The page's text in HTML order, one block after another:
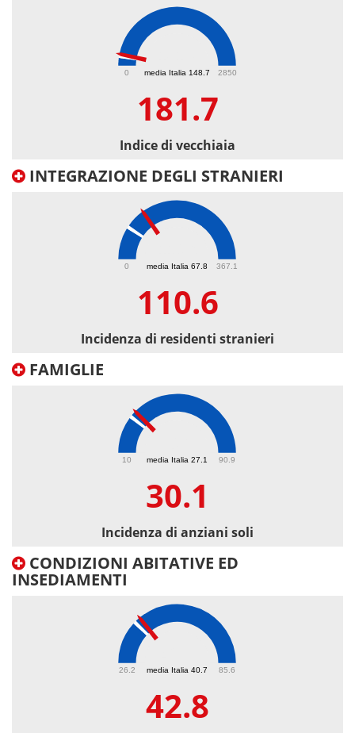
media Italia 148.7
0 2850
181.7
Indice di vecchiaia
INTEGRAZIONE DEGLI STRANIERI
media Italia 67.8
0 367.1
110.6
Incidenza di residenti stranieri
FAMIGLIE
media Italia 27.1
10 90.9
30.1
Incidenza di anziani soli
CONDIZIONI ABITATIVE ED
INSEDIAMENTI
media Italia 40.7
26.2 85.6
42.8